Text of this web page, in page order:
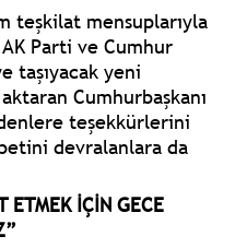
teşkilat mensuplarıyla
Parti ve Cumhur
taşıyacak yeni
Cumhurbaşkanı
teşekkürlerini
devralanlara da
ETMEK İÇİN GECE